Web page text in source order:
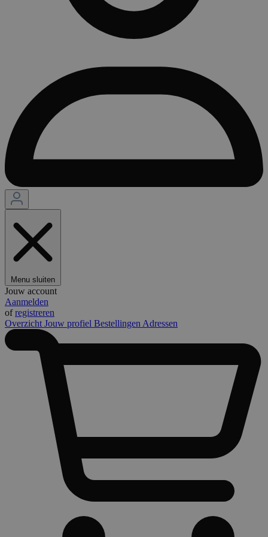
Menu sluiten
Jouw account
Aanmelden
ofregistreren
Overzicht Jouw profiel Bestellingen Adressen